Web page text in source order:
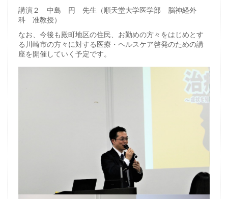
講演２ 中島 円 先生（順天堂大学医学部 脳神経外
科 准教授）
なお、今後も殿町地区の住民、お勤めの方々をはじめとす
る川崎市の方々に対する医療・ヘルスケア啓発のための講
座を開催していく予定です。